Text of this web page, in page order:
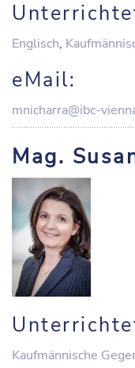
Englisch,
eMail:
mnicharra@ibc-
Mag.
Kaufmännische